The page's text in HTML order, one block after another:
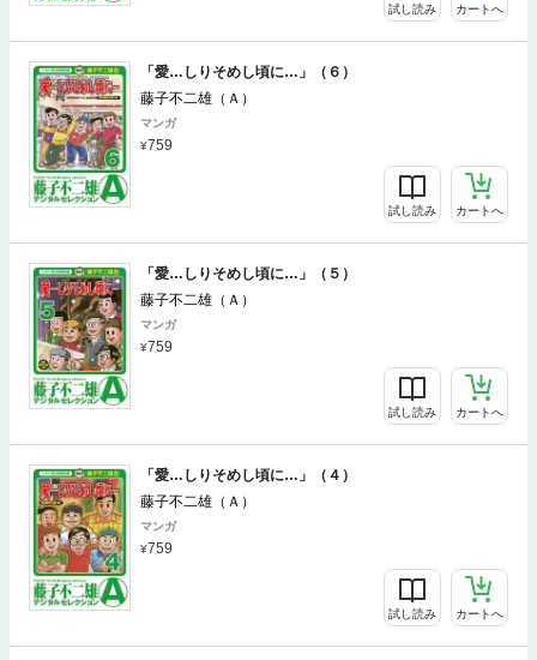
試し読み カートへ
「愛…しりそめし頃に…」（６）
藤子不二雄（Ａ）
マンガ
759
試し読み カートへ
「愛…しりそめし頃に…」（５）
藤子不二雄（Ａ）
マンガ
759
試し読み カートへ
「愛…しりそめし頃に…」（４）
藤子不二雄（Ａ）
マンガ
759
試し読み カートへ